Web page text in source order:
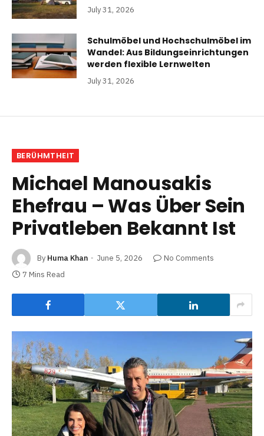
July 31, 2026
Schulmöbel und Hochschulmöbel im
Wandel: Aus Bildungseinrichtungen
werden flexible Lernwelten
July 31, 2026
BERÜHMTHEIT
Michael Manousakis
Ehefrau – Was Über Sein
Privatleben Bekannt Ist
By Huma Khan June 5, 2026
No Comments
7 Mins Read